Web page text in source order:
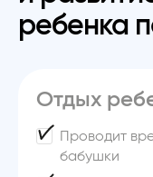
ребенка
Отдых
Проводит
бабушки